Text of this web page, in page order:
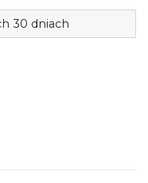
30 dniach